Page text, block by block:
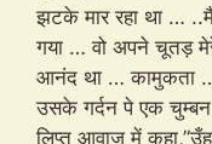
झटके मार रहा था …
गया … वो अपने चूतड़
आनंद था … कामुकता
उसके गर्दन पे एक चुम्बन
लिप्त आवाज़ में